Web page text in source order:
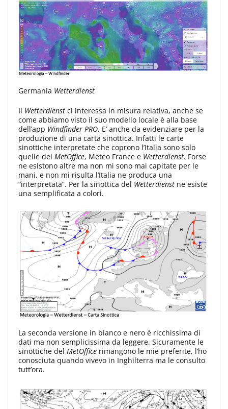
Germania Wetterdienst
Il Wetterdienst ci interessa in misura relativa, anche se
come abbiamo visto il suo modello locale è alla base
dell’app Windfinder PRO. E’ anche da evidenziare per la
produzione di una carta sinottica. Infatti le carte
sinottiche interpretate che coprono l’Italia sono solo
quelle del MetOffice, Meteo France e Wetterdienst. Forse
ne esistono altre ma non mi sono mai capitate per le
mani, e non mi risulta l’Italia ne produca una
“interpretata”. Per la sinottica del Wetterdienst ne esiste
una semplificata a colori.
La seconda versione in bianco e nero è ricchissima di
dati ma non semplicissima da leggere. Sicuramente le
sinottiche del MetOffice rimangono le mie preferite, l’ho
conosciuta quando vivevo in Inghilterra ma le consulto
tutt’ora.